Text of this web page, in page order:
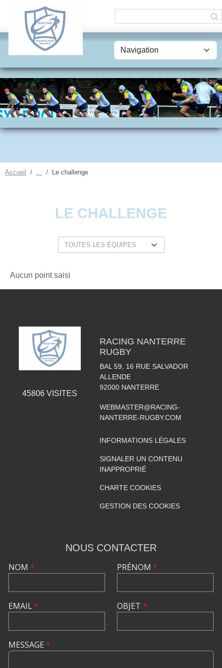
Accueil Le challenge
LE CHALLENGE
Aucun point saisi
45806VISITES
RACING NANTERRE
RUGBY
BAL 59, 16 RUE SALVADOR
ALLENDE
92000 NANTERRE
WEBMASTER@RACING-
NANTERRE-RUGBY.COM
INFORMATIONS LÉGALES
SIGNALER UN CONTENU
INAPPROPRIÉ
CHARTE COOKIES
GESTION DES COOKIES
NOUS CONTACTER
NOM *
EMAIL*
PRÉNOM *
OBJET *
MESSAGE *
Panneau de gestion des cookies